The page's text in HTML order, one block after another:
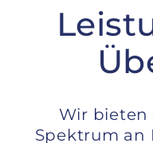
Wir bieten
Spektrum an